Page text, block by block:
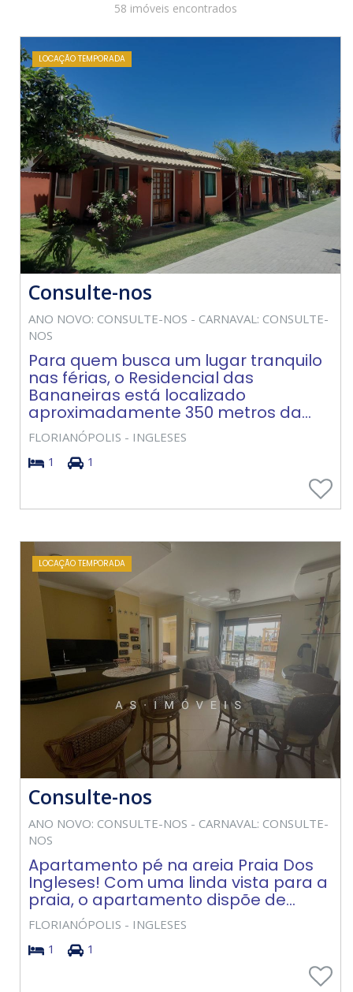
58 imóveis encontrados
LOCAÇÃO TEMPORADA
Consulte-nos
ANO NOVO: CONSULTE-NOS - CARNAVAL: CONSULTE-
NOS
Para quem busca um lugar tranquilo
nas férias, o Residencial das
Bananeiras está localizado
aproximadamente 350 metros da...
FLORIANÓPOLIS - INGLESES
1
1
LOCAÇÃO TEMPORADA
Consulte-nos
ANO NOVO: CONSULTE-NOS - CARNAVAL: CONSULTE-
NOS
Apartamento pé na areia Praia Dos
Ingleses! Com uma linda vista para a
praia, o apartamento dispõe de...
FLORIANÓPOLIS - INGLESES
1
1